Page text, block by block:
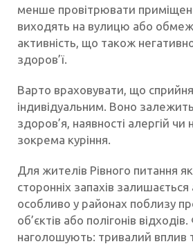
менше провітрювати
виходять на вулицю або
активність, що також
здоров’ї.
Варто враховувати, що
індивідуальним. Воно залежить
здоров’я, наявності алергій чи
зокрема куріння.
Для жителів Рівного питання
сторонніх запахів залишається
особливо у районах поблизу
об’єктів або полігонів відходів.
наголошують: тривалий вплив